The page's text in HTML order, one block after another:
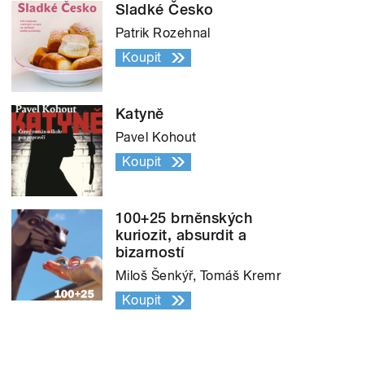
Sladké Česko
Patrik Rozehnal
Koupit
Katyně
Pavel Kohout
Koupit
100+25 brněnských
kuriozit, absurdit a
bizarností
Miloš Šenkýř, Tomáš Kremr
Koupit